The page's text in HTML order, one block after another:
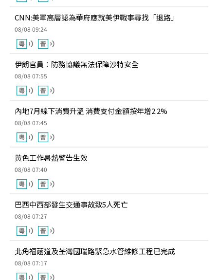
CNN:美軍高層認為華府應就美伊戰事尋找「退路」
08/08 09:24
伊朗官員：防務協議無法保障沙特安全
08/08 07:55
內地7月線下消費升溫 消費支付金額按年增2.2%
08/08 07:45
黃色工作暑熱警告生效
08/08 07:40
巴西中西部發生交通事故致5人死亡
08/08 07:27
北角福蔭道及荃灣國瑞路緊急水管維修工程已完成
08/08 07:17